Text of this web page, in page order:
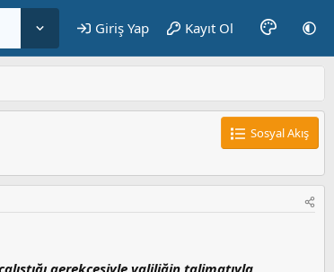
Giriş Yap Kayıt Ol
Sosyal Akış